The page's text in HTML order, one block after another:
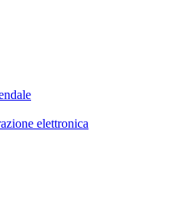
elettronica